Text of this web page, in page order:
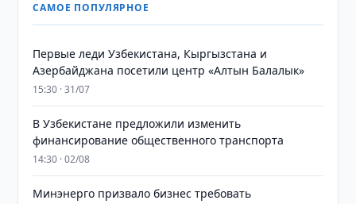
САМОЕ ПОПУЛЯРНОЕ
Первые леди Узбекистана, Кыргызстана и
Азербайджана посетили центр «Алтын Балалык»
15:30 · 31/07
В Узбекистане предложили изменить
финансирование общественного транспорта
14:30 · 02/08
Минэнерго призвало бизнес требовать